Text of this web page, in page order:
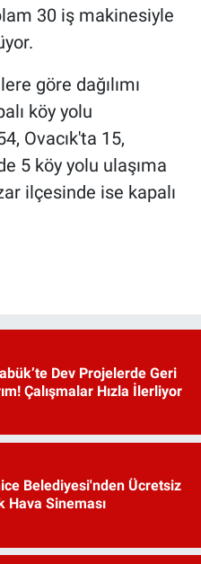
30 iş makinesiyle
göre dağılımı
köy yolu
Ovacık'ta 15,
5 köy yolu ulaşıma
ilçesinde ise kapalı
Dev Projelerde Geri
Çalışmalar Hızla İlerliyor
Belediyesi'nden Ücretsiz
Hava Sineması